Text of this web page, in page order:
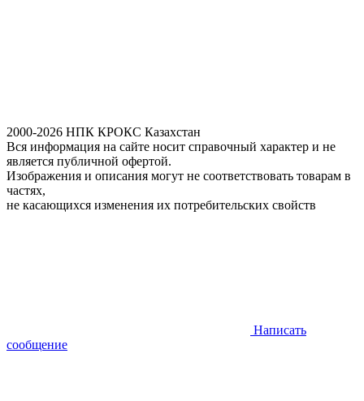
2000-2026 НПК КРОКС Казахстан
Вся информация на сайте носит справочный характер и не
является публичной офертой.
Изображения и описания могут не соответствовать товарам в
частях,
не касающихся изменения их потребительских свойств
Написать
сообщение